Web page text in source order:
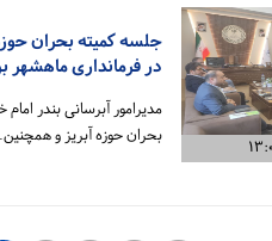
در فرمانداری ماهشهر
مدیرامور آبرسانی بندر
بحران حوزه آبریز و
سهم مردم در نجات آب